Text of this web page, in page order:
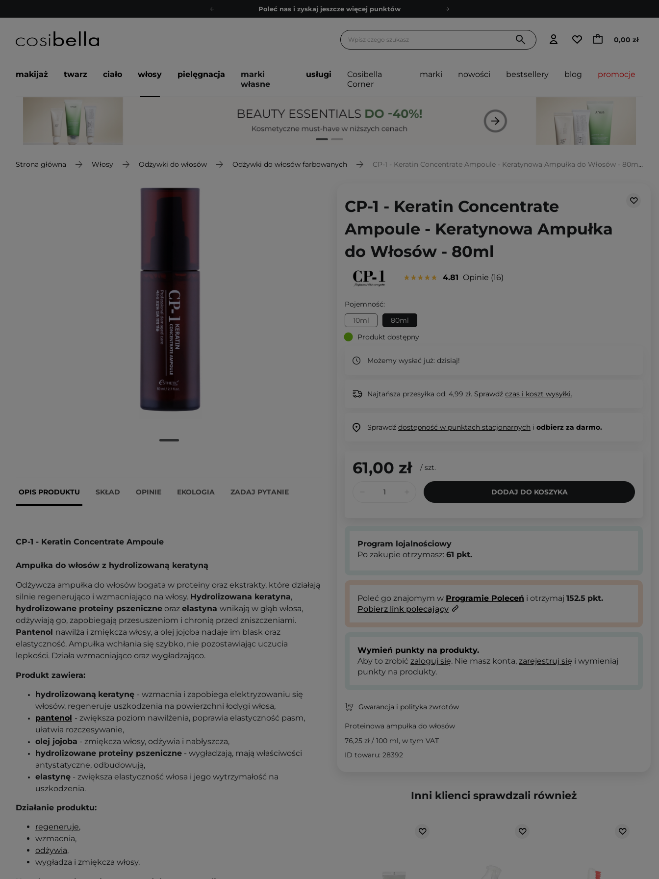
Poleć nas i zyskaj jeszcze więcej punktów
Bezpłatne konsultacje kosmetologiczne
Poleć nas i zyskaj jeszcze więcej punktów
0,00 zł
makijaż twarz ciało włosy pielęgnacja
marki
własne
usługi
Cosibella
Corner
marki nowości bestsellery blog promocje
Strona główna Włosy Odżywki do włosów Odżywki do włosów farbowanych CP-1 - Keratin Concentrate Ampoule - Keratynowa Ampułka do Włosów - 80ml
OPIS PRODUKTU SKŁAD OPINIE EKOLOGIA ZADAJ PYTANIE
CP-1 - Keratin Concentrate Ampoule
Ampułka do włosów z hydrolizowaną keratyną
Odżywcza ampułka do włosów bogata w proteiny oraz ekstrakty, które działają
silnie regenerująco i wzmacniająco na włosy. Hydrolizowana keratyna,
hydrolizowane proteiny pszeniczne oraz elastyna wnikają w głąb włosa,
odżywiają go, zapobiegają przesuszeniom i chronią przed zniszczeniami.
Pantenol nawilża i zmiękcza włosy, a olej jojoba nadaje im blask oraz
elastyczność. Ampułka wchłania się szybko, nie pozostawiając uczucia
lepkości. Działa wzmacniająco oraz wygładzająco.
Produkt zawiera:
hydrolizowaną keratynę - wzmacnia i zapobiega elektryzowaniu się
włosów, regeneruje uszkodzenia na powierzchni łodygi włosa,
pantenol - zwiększa poziom nawilżenia, poprawia elastyczność pasm,
ułatwia rozczesywanie,
olej jojoba - zmiękcza włosy, odżywia i nabłyszcza,
hydrolizowane proteiny pszeniczne - wygładzają, mają właściwości
antystatyczne, odbudowują,
elastynę - zwiększa elastyczność włosa i jego wytrzymałość na
uszkodzenia.
Działanie produktu:
regeneruje,
wzmacnia,
odżywia,
wygładza i zmiękcza włosy.
CP-1 - Keratin Concentrate
Ampoule - Keratynowa Ampułka
do Włosów - 80ml
4.81 Opinie 16
Pojemność:
10ml
80ml
Produkt dostępny
Możemy wysłać już: dzisiaj!
Najtańsza przesyłka od: 4,99 zł. Sprawdź czas i koszt wysyłki.
Sprawdź dostępność w punktach stacjonarnych i odbierz za darmo.
61,00 zł / szt.
DODAJ DO KOSZYKA
Program lojalnościowy
Po zakupie otrzymasz: 61 pkt.
Poleć go znajomym w Programie Poleceń i otrzymaj 152.5 pkt.
Pobierz link polecający
Wymień punkty na produkty.
Aby to zrobić zaloguj się. Nie masz konta, zarejestruj się i wymieniaj
punkty na produkty.
Gwarancja i polityka zwrotów
Proteinowa ampułka do włosów
76,25 zł / 100 ml, w tym VAT
ID towaru: 28392
Inni klienci sprawdzali również